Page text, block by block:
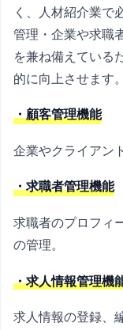
く、人材紹介業で
管理・企業や求職
を兼ね備えている
的に向上させます。
・顧客管理機能
企業やクライアン
・求職者管理機能
求職者のプロフィ
の管理。
・求人情報管理機
求人情報の登録、